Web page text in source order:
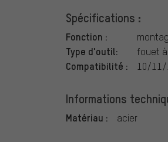
Spécifications :
Fonction :
Type d'outil: fouet
Compatibilité : 10/11/
Informations
Matériau : acier